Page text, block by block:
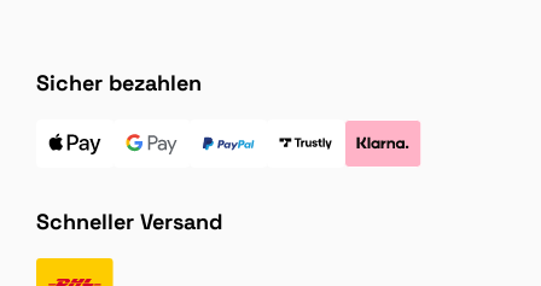
Sicher bezahlen
Schneller Versand